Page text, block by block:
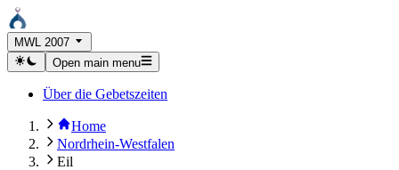
MWL 2007
Open main menu
Über die Gebetszeiten
Home
Nordrhein-Westfalen
Eil